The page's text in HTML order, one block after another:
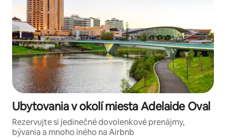
Ubytovania v okolí miesta Adelaide Oval
Rezervujte si jedinečné dovolenkové prenájmy,
bývania a mnoho iného na Airbnb